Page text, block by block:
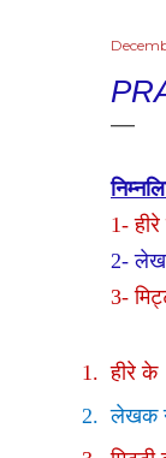
1-
2-
3-
1. हीरे के
2. लेखक